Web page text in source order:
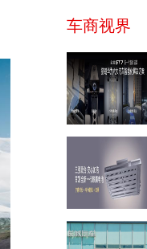
车商视界